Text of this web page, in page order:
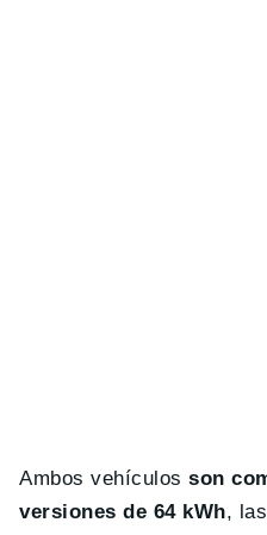
Ambos vehículosson
versiones de 64 kWh,